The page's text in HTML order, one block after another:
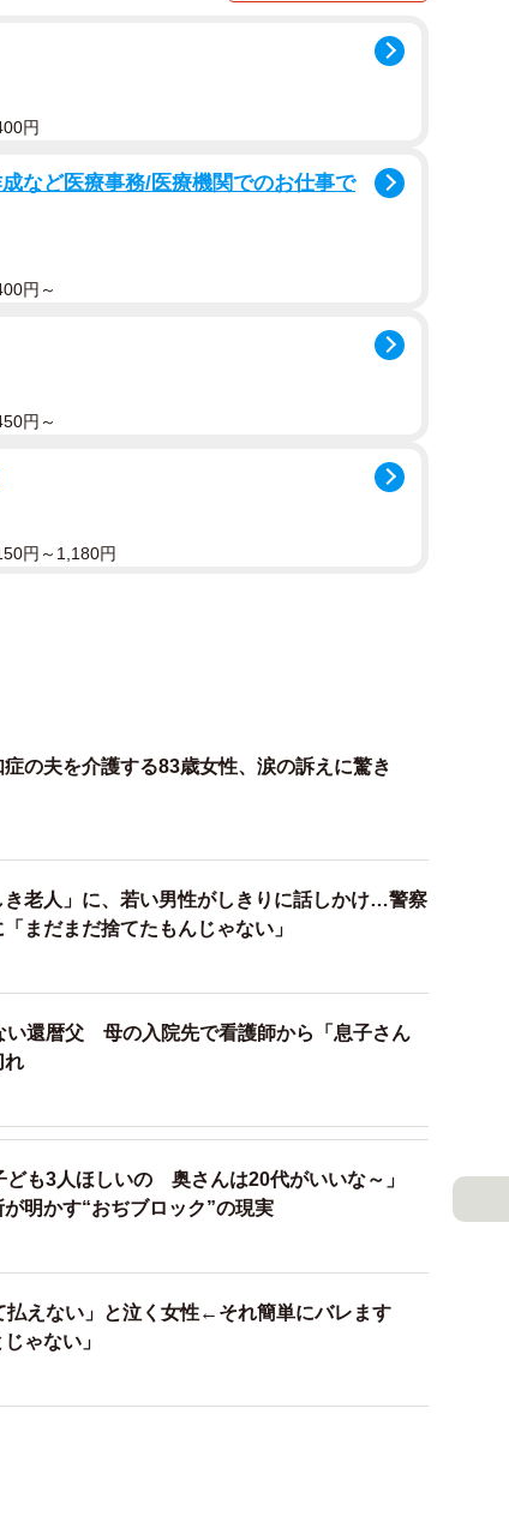
ともありますが、そうではないケースは少なく
ーカーされて父が駅まで迎えに行ってました」
そこでじじいが好意を向けてきて行けなくなり
ました。
母は外を歩くのが好きなので、日中にウォーキ
は母じゃなくて、その男性の周りの人間です。
」と報告。
のでしょうか
。ただ、ご近所で付き合い自体は長いのです
。誰にでもにこやかに挨拶するタイプなので。
」
感じてらっしゃるんでしょうか
家があって、今までもよく通っていたみたいな
無かったのに、2日連続で早朝にその男性が外
うです。
かけられたりもしていて…。自分の愛想の良さが
がデフォルトだからなかなか直らない…。
くみたいです」
んお散歩の時間変えてやり過ごしてるんだと思
円
など医療事務/医療機関でのお仕事で
円～
円～
円～1,180円
の夫を介護する83歳女性、涙の訴えに驚き
き老人」に、若い男性がしきりに話しかけ…警察
まだまだ捨てたもんじゃない」
い還暦父 母の入院先で看護師から「息子さん
れ
ども3人ほしいの 奥さんは20代がいいな～」
明かす“おぢブロック”の現実
払えない」と泣く女性←それ簡単にバレます
ゃない」